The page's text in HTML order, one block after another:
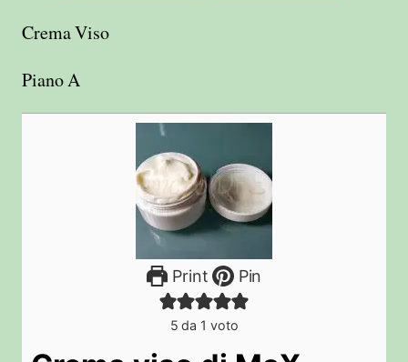
Crema Viso
Piano A
Print Pin
5 da 1 voto